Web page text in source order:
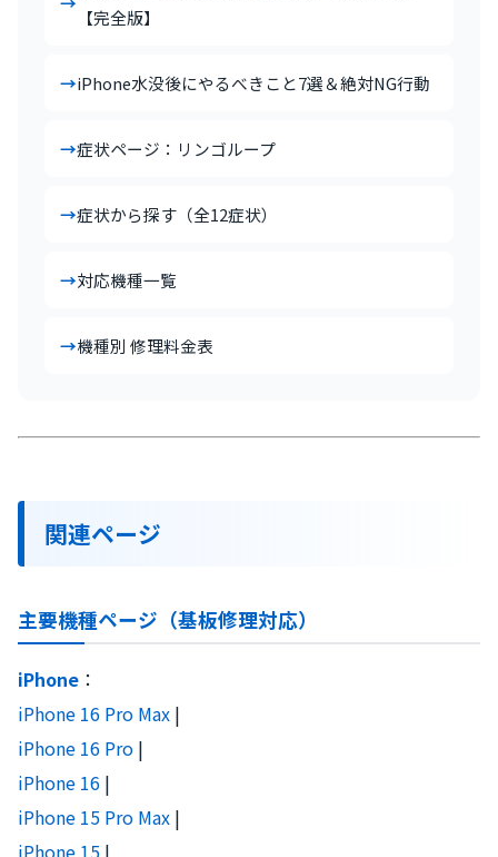
【完全版】
iPhone水没後にやるべきこと7選＆絶対NG行動
症状ページ：リンゴループ
症状から探す（全12症状）
対応機種一覧
機種別 修理料金表
関連ページ
主要機種ページ（基板修理対応）
iPhone ：
iPhone 16 Pro Max |
iPhone 16 Pro |
iPhone 16 |
iPhone 15 Pro Max |
iPhone 15 |